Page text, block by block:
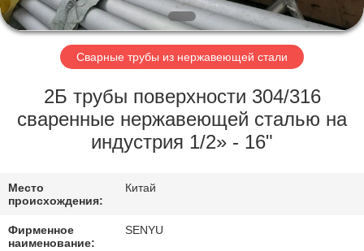
ПУТЕШЕСТВИЕ
ФАБРИКИ
ПРОВЕРКА
КАЧЕСТВА
СВЯЖИТЕСЬ
МЫ
Сварные трубы из нержавеющей стали
2Б трубы поверхности 304/316
сваренные нержавеющей сталью на
индустрия 1/2» - 16"
Место
происхождения:
Китай
Фирменное
наименование:
SENYU